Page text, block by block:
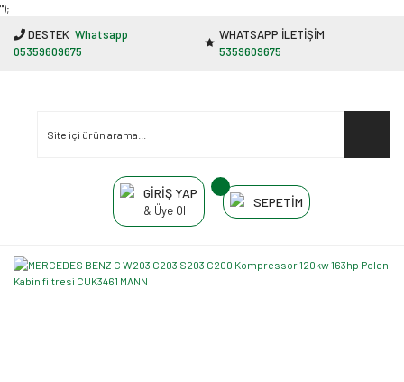
"');
DESTEK Whatsapp
05359609675
WHATSAPP İLETİŞİM
5359609675
GİRİŞ YAP
& Üye Ol
SEPETİM